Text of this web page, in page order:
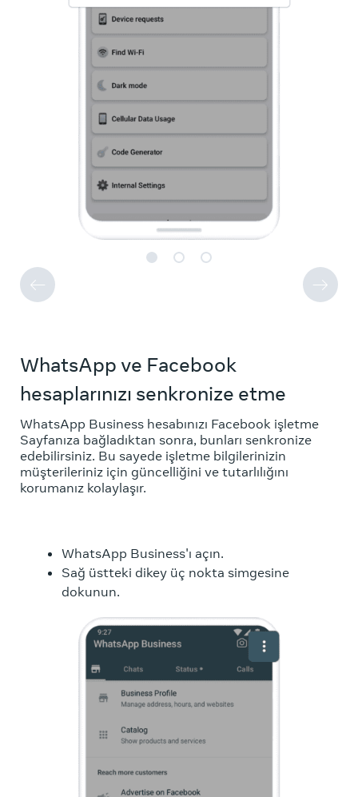
WhatsApp ve Facebook
hesaplarınızı senkronize etme
WhatsApp Business hesabınızı Facebook işletme
Sayfanıza bağladıktan sonra, bunları senkronize
edebilirsiniz. Bu sayede işletme bilgilerinizin
müşterileriniz için güncelliğini ve tutarlılığını
korumanız kolaylaşır.
WhatsApp Business'ı açın.
Sağ üstteki dikey üç nokta simgesine
dokunun.